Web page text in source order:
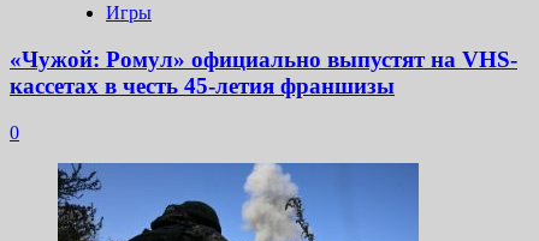
Игры
«Чужой: Ромул» официально выпустят на VHS-
кассетах в честь 45-летия франшизы
0